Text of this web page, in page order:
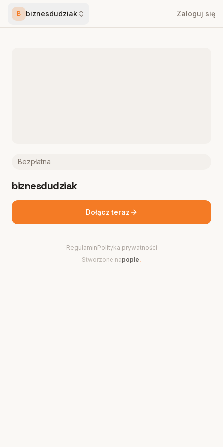
B biznesdudziak Zaloguj się
Bezpłatna
biznesdudziak
Dołącz teraz
RegulaminPolityka prywatności
Stworzone napople.